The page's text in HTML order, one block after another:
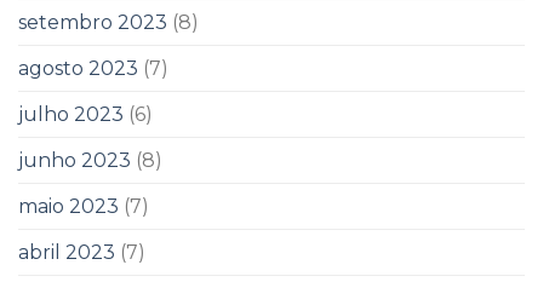
setembro 2023 (8)
agosto 2023 (7)
julho 2023 (6)
junho 2023 (8)
maio 2023 (7)
abril 2023 (7)